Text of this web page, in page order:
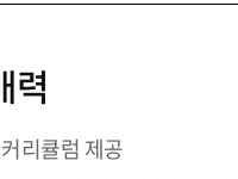
력
리큘럼 제공